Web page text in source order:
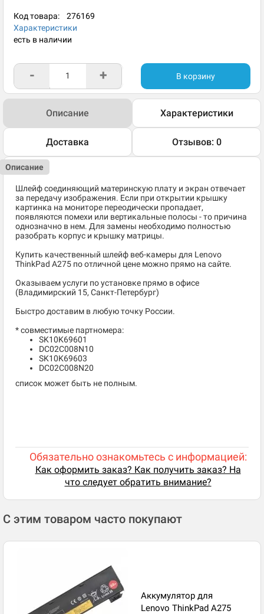
Код товара: 276169
Характеристики
есть в наличии
- + В корзину
Описание Характеристики
Доставка Отзывов: 0
Описание
Шлейф соединяющий материнскую плату и экран отвечает
за передачу изображения. Если при открытии крышку
картинка на мониторе переодически пропадает,
появляются помехи или вертикальные полосы - то причина
однозначно в нем. Для замены необходимо полностью
разобрать корпус и крышку матрицы.
Купить качественный шлейф веб-камеры для Lenovo
ThinkPad A275 по отличной цене можно прямо на сайте.
Оказываем услуги по установке прямо в офисе
(Владимирский 15, Санкт-Петербург)
Быстро доставим в любую точку России.
* совместимые партномера:
SK10K69601
DC02C008N10
SK10K69603
DC02C008N20
список может быть не полным.
Обязательно ознакомьтесь с информацией:
Как оформить заказ? Как получить заказ? На
что следует обратить внимание?
С этим товаром часто покупают
Аккумулятор для
Lenovo ThinkPad A275